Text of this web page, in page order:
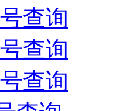
查询
查询
查询